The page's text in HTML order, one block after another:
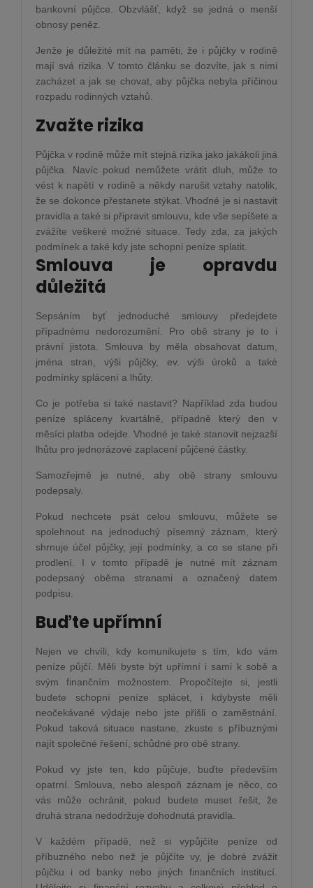
bankovní půjčce. Obzvlášť, když se jedná o menší
obnosy peněz.
Jenže je důležité mít na paměti, že i půjčky v rodině
mají svá rizika. V tomto článku se dozvíte, jak s nimi
zacházet a jak se chovat, aby půjčka nebyla příčinou
rozpadu rodinných vztahů.
Zvažte rizika
Půjčka v rodině může mít stejná rizika jako jakákoli jiná
půjčka. Navíc pokud nemůžete vrátit dluh, může to
vést k napětí v rodině a někdy narušit vztahy natolik,
že se dokonce přestanete stýkat. Vhodné je si nastavit
pravidla a také si připravit smlouvu, kde vše sepíšete a
zvážíte veškeré možné situace. Tedy zda, za jakých
podmínek a také kdy jste schopni peníze splatit.
Smlouva je opravdu
důležitá
Sepsáním byť jednoduché smlouvy předejdete
případnému nedorozumění. Pro obě strany je to i
právní jistota. Smlouva by měla obsahovat datum,
jména stran, výši půjčky, ev. výši úroků a také
podmínky splácení a lhůty.
Co je potřeba si také nastavit? Například zda budou
peníze spláceny kvartálně, případně který den v
měsíci platba odejde. Vhodné je také stanovit nejzazší
lhůtu pro jednorázové zaplacení půjčené částky.
Samozřejmě je nutné, aby obě strany smlouvu
podepsaly.
Pokud nechcete psát celou smlouvu, můžete se
spolehnout na jednoduchý písemný záznam, který
shrnuje účel půjčky, její podmínky, a co se stane při
prodlení. I v tomto případě je nutné mít záznam
podepsaný oběma stranami a označený datem
podpisu.
Buďte upřímní
Nejen ve chvíli, kdy komunikujete s tím, kdo vám
peníze půjčí. Měli byste být upřímní i sami k sobě a
svým finančním možnostem. Propočítejte si, jestli
budete schopní peníze splácet, i kdybyste měli
neočekávané výdaje nebo jste přišli o zaměstnání.
Pokud taková situace nastane, zkuste s příbuznými
najít společné řešení, schůdné pro obě strany.
Pokud vy jste ten, kdo půjčuje, buďte především
opatrní. Smlouva, nebo alespoň záznam je něco, co
vás může ochránit, pokud budete muset řešit, že
druhá strana nedodržuje dohodnutá pravidla.
V každém případě, než si vypůjčíte peníze od
příbuzného nebo než je půjčíte vy, je dobré zvážit
půjčku i od banky nebo jiných finančních institucí.